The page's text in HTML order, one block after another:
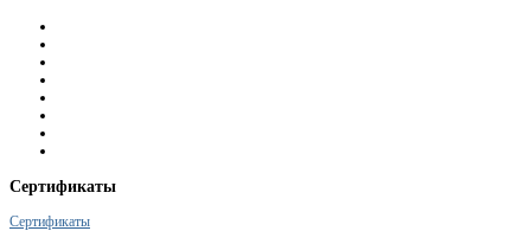
Сертификаты
Сертификаты